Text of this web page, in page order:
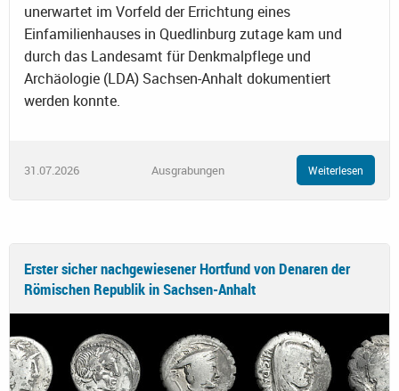
unerwartet im Vorfeld der Errichtung eines
Einfamilienhauses in Quedlinburg zutage kam und
durch das Landesamt für Denkmalpflege und
Archäologie (LDA) Sachsen-Anhalt dokumentiert
werden konnte.
31.07.2026 Ausgrabungen Weiterlesen
Erster sicher nachgewiesener Hortfund von Denaren der
Römischen Republik in Sachsen-Anhalt